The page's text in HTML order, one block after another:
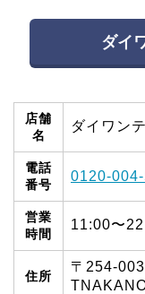
ダイ
店舗
名
ダイワン
電話
番号
0120-
営業
時間
11:00〜
住所
〒254-